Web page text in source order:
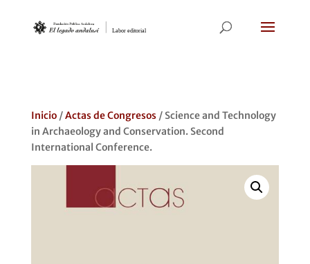
Inicio/Actas de Congresos/ Science and Technology
in Archaeology and Conservation. Second
International Conference.